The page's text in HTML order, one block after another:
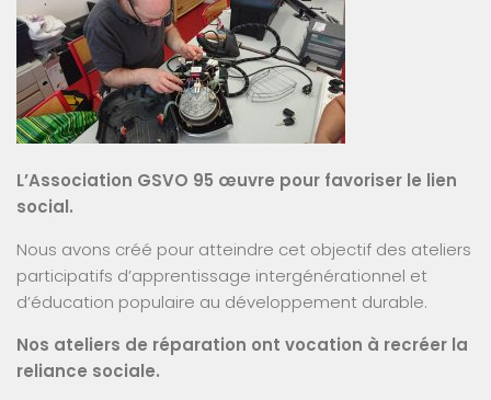
L’Association GSVO 95 œuvre pour favoriser le lien
social.
Nous avons créé pour atteindre cet objectif des ateliers
participatifs d’apprentissage intergénérationnel et
d’éducation populaire au développement durable.
Nos ateliers de réparation ont vocation à recréer la
reliance sociale.